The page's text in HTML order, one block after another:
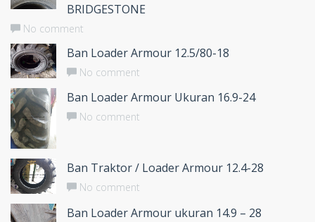
BRIDGESTONE
No comment
Ban Loader Armour 12.5/80-18
No comment
Ban Loader Armour Ukuran 16.9-24
No comment
Ban Traktor / Loader Armour 12.4-28
No comment
Ban Loader Armour ukuran 14.9 – 28